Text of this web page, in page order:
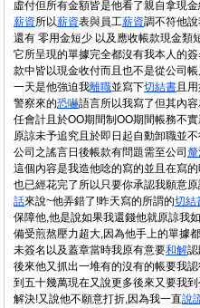
虛付但所有金額皆是他看了親自拿現
薪資所以薪資表與員工薪資調不符他
還有 零用金短少 以及應收帳款現金類
它所呈現的單據完全都沒有我本人的
款中皆以現金收付而且也不是從公司
一天是他強迫我離職並寫下切結書 且
警察來的恐嚇語言所以我寫了但其內
任會計且於OO期間制OO期間帳務不
原諒未予追究且於即日起自動卸職並
公司之謠言日後帳款有問題需至公司
這個內容是我造他唸的寫的並且在寫
也已經花完了所以只要你承認我願意
話來說~他弄錯了!昨天寫的所謂的切結
保障他,他是說如果我還錢他就原諒我
備受煎熬壓力超大,因為他手上的單據
未簽名以及蓋章當時我原有意要和解
後來他又抓出一堆有的沒有的帳要我
到五十幾萬現在又說更多後來又要我
解決!又說他不願意打折,因為我一直說